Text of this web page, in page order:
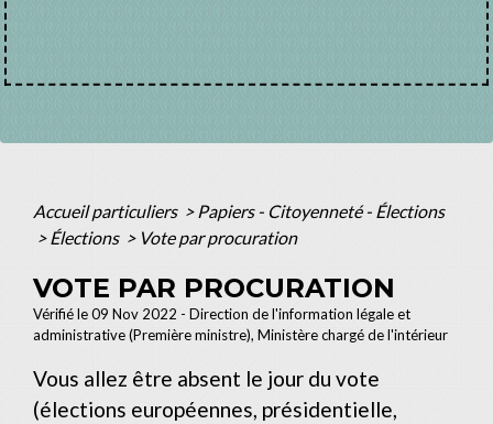
Accueil particuliers > Papiers - Citoyenneté - Élections
> Élections > Vote par procuration
VOTE PAR PROCURATION
Vérifié le 09 Nov 2022 - Direction de l'information légale et
administrative (Première ministre), Ministère chargé de l'intérieur
Vous allez être absent le jour du vote
(élections européennes, présidentielle,